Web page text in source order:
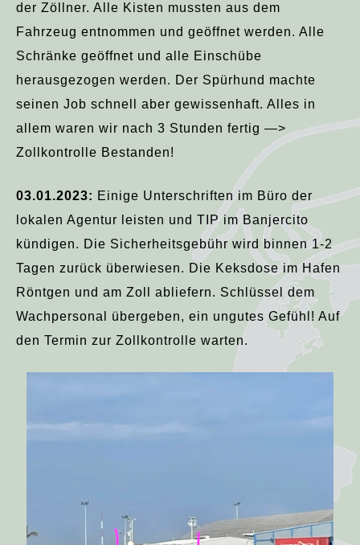
der Zöllner. Alle Kisten mussten aus dem
Fahrzeug entnommen und geöffnet werden. Alle
Schränke geöffnet und alle Einschübe
herausgezogen werden. Der Spürhund machte
seinen Job schnell aber gewissenhaft. Alles in
allem waren wir nach 3 Stunden fertig —>
Zollkontrolle Bestanden!
03.01.2023: Einige Unterschriften im Büro der
lokalen Agentur leisten und TIP im Banjercito
kündigen. Die Sicherheitsgebühr wird binnen 1-2
Tagen zurück überwiesen. Die Keksdose im Hafen
Röntgen und am Zoll abliefern. Schlüssel dem
Wachpersonal übergeben, ein ungutes Gefühl! Auf
den Termin zur Zollkontrolle warten.